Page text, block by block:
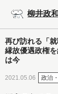
柳井政和
再び訪れる「就
縁故優遇政権
は今
2021.05.06 政治